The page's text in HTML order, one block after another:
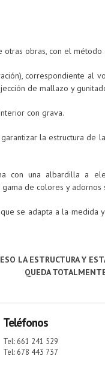
obras, con el
correspondiente al
de mallazo y
con grava.
la estructura
con una albardilla a
de colores y adornos
se adapta a la medida
LA ESTRUCTURA Y
QUEDA
Teléfonos
Tel: 661 241 529
Tel: 678 443 737